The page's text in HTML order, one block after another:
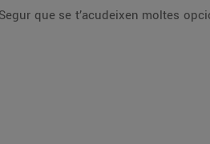
que se t’acudeixen moltes